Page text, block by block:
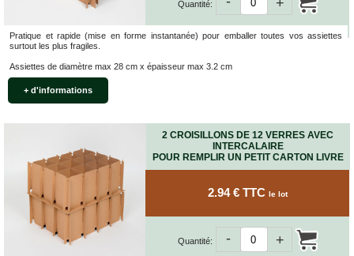
Pratique et rapide (mise en forme instantanée) pour emballer toutes vos assiettes
surtout les plus fragiles.
Assiettes de diamètre max 28 cm x épaisseur max 3.2 cm
+ d'informations
Quantité: +
2 CROISILLONS DE 12 VERRES AVEC
INTERCALAIRE
POUR REMPLIR UN PETIT CARTON LIVRE
2.94 € TTC le lot
Quantité: +
-